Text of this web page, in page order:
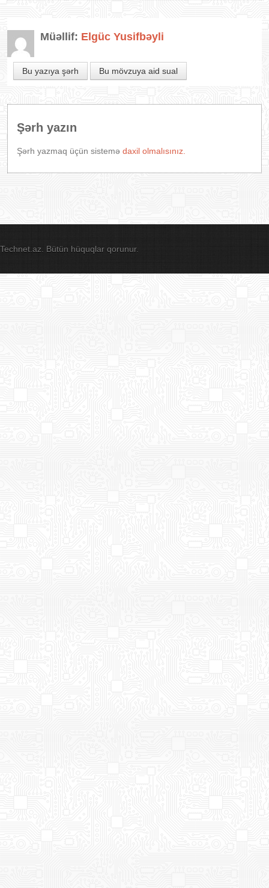
Müəllif: Elgüc Yusifbəyli
Bu yazıya şərh Bu mövzuya aid sual
Şərh yazın
Şərh yazmaq üçün sistemə daxil olmalısınız.
Technet.az. Bütün hüquqlar qorunur.